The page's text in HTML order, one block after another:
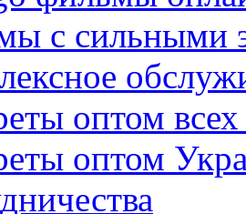
с сильными
оптом
оптом